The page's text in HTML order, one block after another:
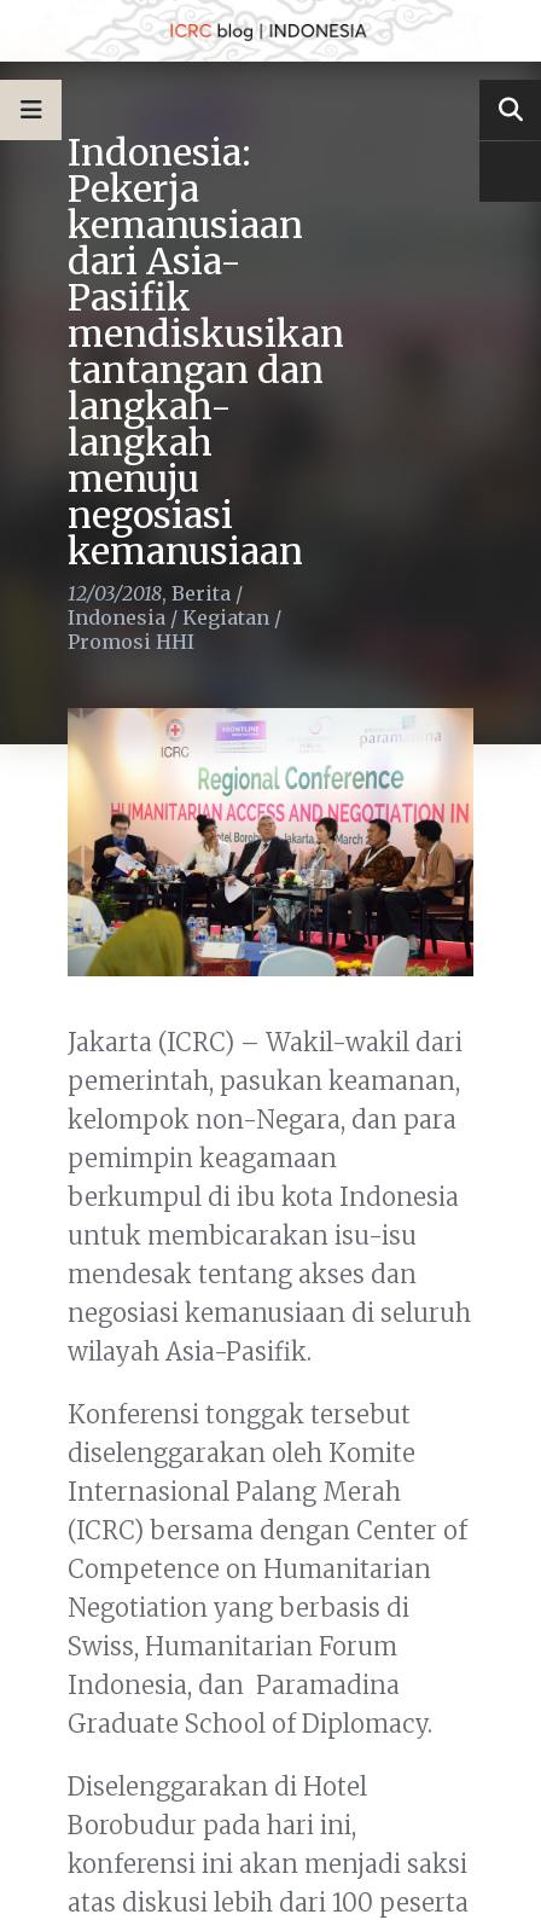
Indonesia:
Pekerja
kemanusiaan
dari Asia-
Pasifik
mendiskusikan
tantangan dan
langkah-
langkah
menuju
negosiasi
kemanusiaan
12/03/2018, Berita /
Indonesia / Kegiatan /
Promosi HHI
Jakarta (ICRC) – Wakil-wakil dari
pemerintah, pasukan keamanan,
kelompok non-Negara, dan para
pemimpin keagamaan
berkumpul di ibu kota Indonesia
untuk membicarakan isu-isu
mendesak tentang akses dan
negosiasi kemanusiaan di seluruh
wilayah Asia-Pasifik.
Konferensi tonggak tersebut
diselenggarakan oleh Komite
Internasional Palang Merah
(ICRC) bersama dengan Center of
Competence on Humanitarian
Negotiation yang berbasis di
Swiss, Humanitarian Forum
Indonesia, dan Paramadina
Graduate School of Diplomacy.
Diselenggarakan di Hotel
Borobudur pada hari ini,
konferensi ini akan menjadi saksi
atas diskusi lebih dari 100 peserta